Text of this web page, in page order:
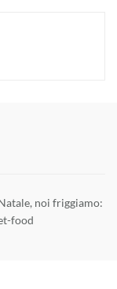
noi friggiamo:
food